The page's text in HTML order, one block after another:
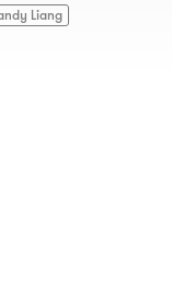
Liang